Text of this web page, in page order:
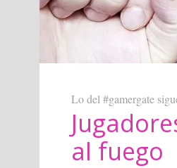
Lo del #gamergate
al fuego